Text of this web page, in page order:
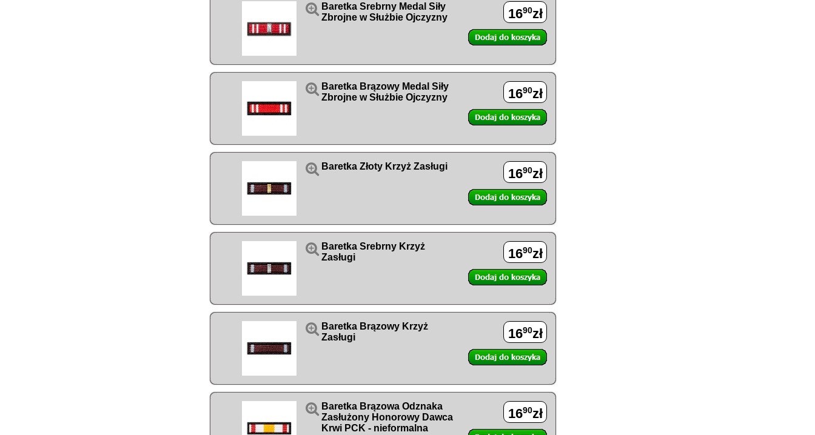
 Baretka Srebrny Medal Siły
Zbrojne w Służbie Ojczyzny
1690zł
 Baretka Brązowy Medal Siły
Zbrojne w Służbie Ojczyzny
1690zł
 Baretka Złoty Krzyż Zasługi 1690zł
 Baretka Srebrny Krzyż
Zasługi
1690zł
 Baretka Brązowy Krzyż
Zasługi
1690zł
 Baretka Brązowa Odznaka
Zasłużony Honorowy Dawca
Krwi PCK - nieformalna
1690zł